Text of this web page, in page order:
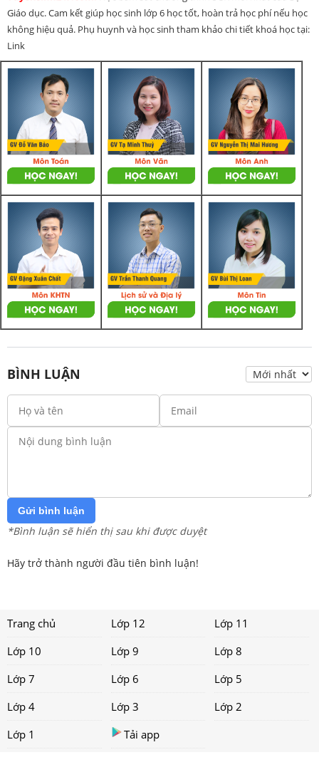
Giáo dục. Cam kết giúp học sinh lớp 6 học tốt, hoàn trả học phí nếu học
không hiệu quả. Phụ huynh và học sinh tham khảo chi tiết khoá học tại:
Link
BÌNH LUẬN
Gửi bình luận
*Bình luận sẽ hiển thị sau khi được duyệt
Hãy trở thành người đầu tiên bình luận!
Trang chủ Lớp 12
Lớp 11
Lớp 10
Lớp 9
Lớp 8
Lớp 7
Lớp 6
Lớp 5
Lớp 4
Lớp 3
Lớp 2
Lớp 1
Tải app